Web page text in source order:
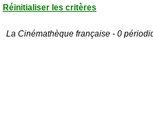
Réinitialiser les critères
La Cinémathèque française - 0